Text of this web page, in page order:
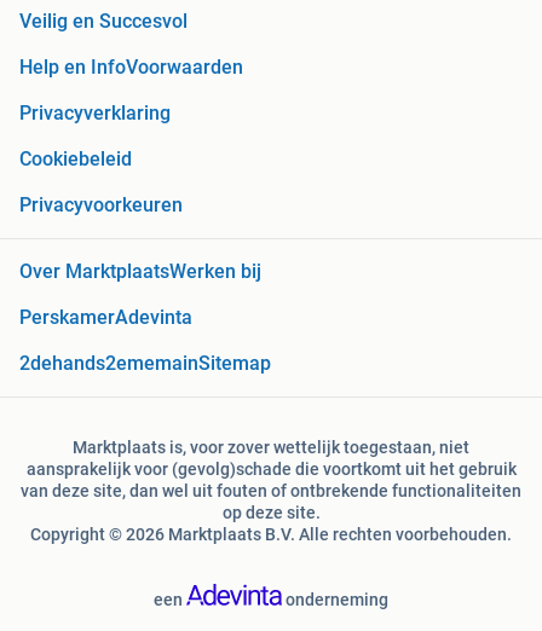
Veilig en Succesvol
Help en InfoVoorwaarden
Privacyverklaring
Cookiebeleid
Privacyvoorkeuren
Over MarktplaatsWerken bij
PerskamerAdevinta
2dehands2ememainSitemap
Marktplaats is, voor zover wettelijk toegestaan, niet
aansprakelijk voor (gevolg)schade die voortkomt uit het gebruik
van deze site, dan wel uit fouten of ontbrekende functionaliteiten
op deze site.
Copyright © 2026 Marktplaats B.V. Alle rechten voorbehouden.
een onderneming